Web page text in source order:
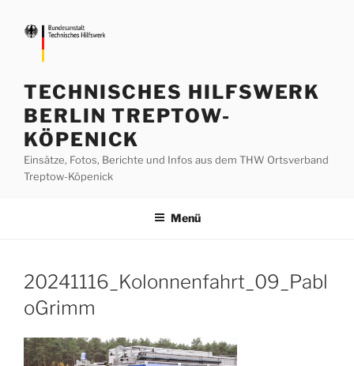
Inhalt
springen
TECHNISCHES HILFSWERK
BERLIN TREPTOW-
KÖPENICK
Einsätze, Fotos, Berichte und Infos aus dem THW Ortsverband
Treptow-Köpenick
Menü
20241116_Kolonnenfahrt_09_Pabl
oGrimm